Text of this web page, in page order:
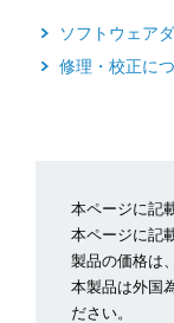
ソフトウェア
修理・校正に
本ページに記
本ページに記
製品の価格は
本製品は外国
ださい。